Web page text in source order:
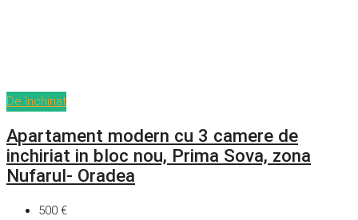
De închiriat
Apartament modern cu 3 camere de
inchiriat in bloc nou, Prima Sova, zona
Nufarul- Oradea
500 €